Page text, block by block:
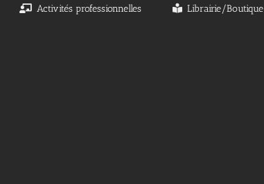
Activités professionnelles Librairie/Boutique